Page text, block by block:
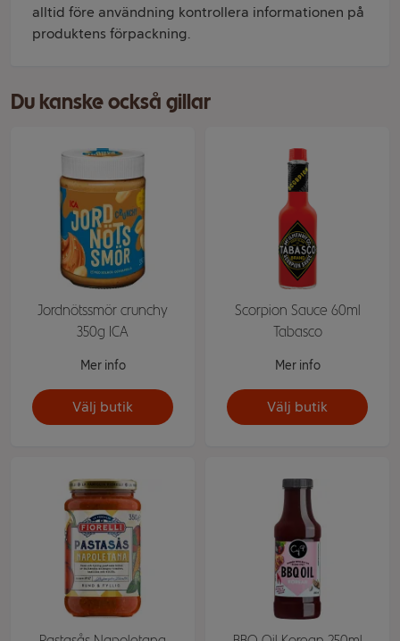
alltid före användning kontrollera informationen på
produktens förpackning.
Du kanske också gillar
Jordnötssmör crunchy
350g ICA
Mer info
Välj butik
Scorpion Sauce 60ml
Tabasco
Mer info
Välj butik